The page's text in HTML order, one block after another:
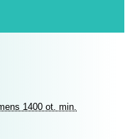
1400 ot. min.